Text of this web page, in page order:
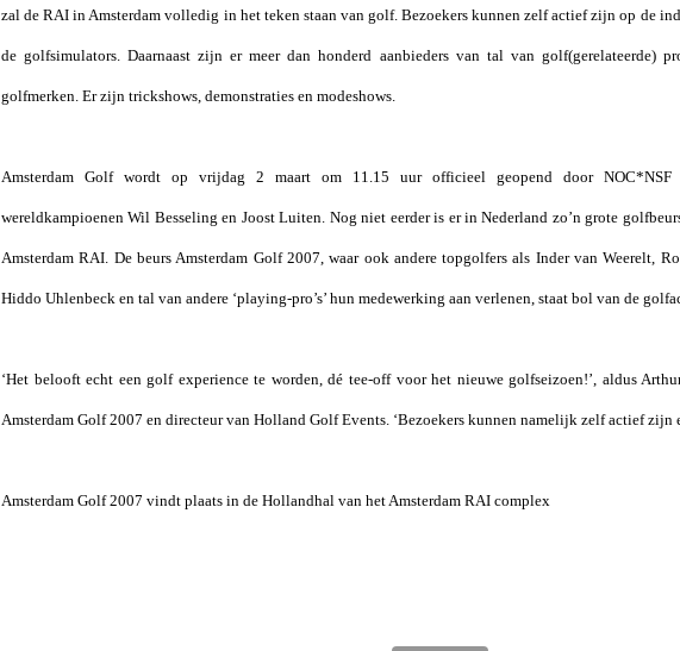
zal de RAI in Amsterdam volledig in het teken staan van golf. Bezoekers kunnen zelf actief zijn op de
de golfsimulators. Daarnaast zijn er meer dan honderd aanbieders van tal van golf(gerelateerde)
golfmerken. Er zijn trickshows, demonstraties en modeshows.
Amsterdam Golf wordt op vrijdag 2 maart om 11.15 uur officieel geopend door NOC*NSF
wereldkampioenen Wil Besseling en Joost Luiten. Nog niet eerder is er in Nederland zo’n grote
Amsterdam RAI. De beurs Amsterdam Golf 2007, waar ook andere topgolfers als Inder van Weerelt,
Hiddo Uhlenbeck en tal van andere ‘playing-pro’s’ hun medewerking aan verlenen, staat bol van de
‘Het belooft echt een golf experience te worden, dé tee-off voor het nieuwe golfseizoen!’, aldus
Amsterdam Golf 2007 en directeur van Holland Golf Events. ‘Bezoekers kunnen namelijk zelf actief zijn
Amsterdam Golf 2007 vindt plaats in de Hollandhal van het Amsterdam RAI complex